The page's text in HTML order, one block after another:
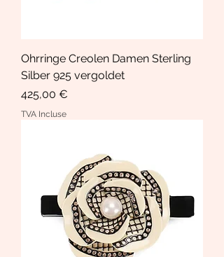
Ohrringe Creolen Damen Sterling
Silber 925 vergoldet
Prix
425,00 €
TVA Incluse